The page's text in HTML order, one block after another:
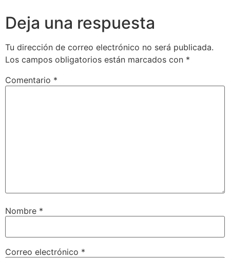
Deja una respuesta
Tu dirección de correo electrónico no será publicada.
Los campos obligatorios están marcados con *
Comentario *
Nombre *
Correo electrónico *